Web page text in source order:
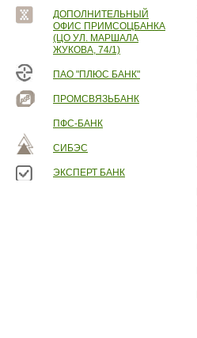
ДОПОЛНИТЕЛЬНЫЙ
ОФИС ПРИМСОЦБАНКА
(ЦО УЛ. МАРШАЛА
ЖУКОВА, 74/1)
ПАО "ПЛЮС БАНК"
ПРОМСВЯЗЬБАНК
ПФС-БАНК
СИБЭС
ЭКСПЕРТ БАНК